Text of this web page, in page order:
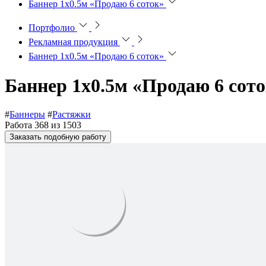
Баннер 1х0.5м «Продаю 6 соток»
Портфолио
Рекламная продукция
Баннер 1х0.5м «Продаю 6 соток»
Баннер 1х0.5м «Продаю 6
#Баннеры #Растяжки
Работа 368 из 1503
Заказать подобную работу